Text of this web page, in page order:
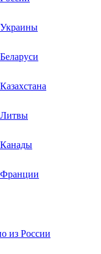
Литвы
Франции
из России